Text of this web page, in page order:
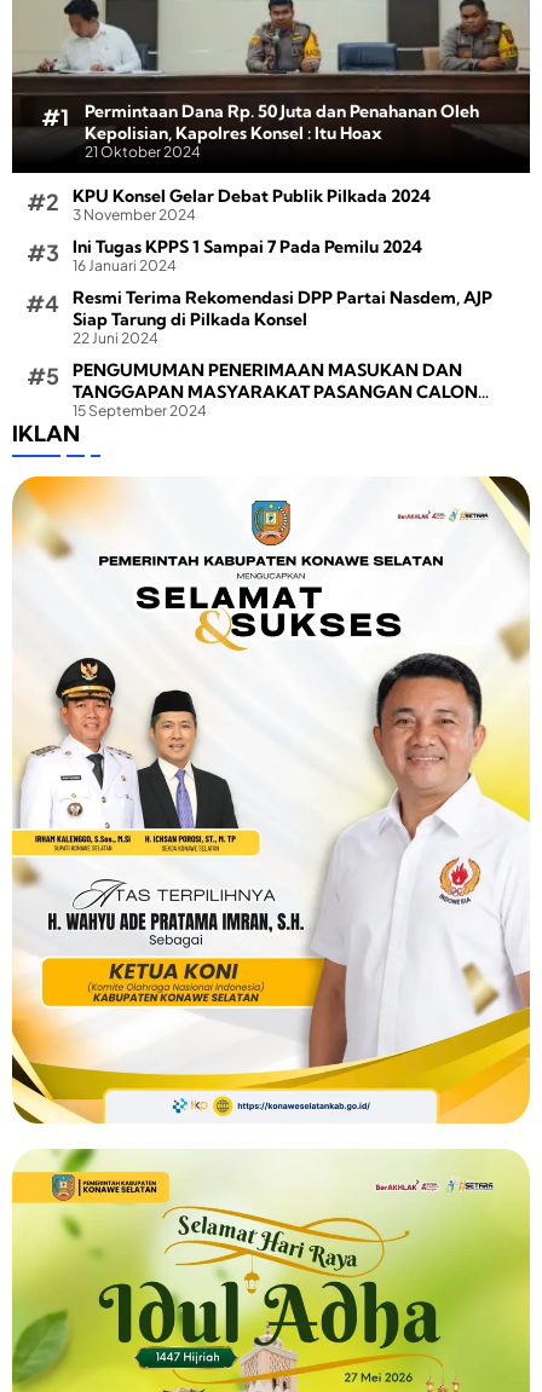
Permintaan Dana Rp. 50 Juta dan Penahanan Oleh
Kepolisian, Kapolres Konsel : Itu Hoax
21 Oktober 2024
KPU Konsel Gelar Debat Publik Pilkada 2024
3 November 2024
Ini Tugas KPPS 1 Sampai 7 Pada Pemilu 2024
16 Januari 2024
Resmi Terima Rekomendasi DPP Partai Nasdem, AJP
Siap Tarung di Pilkada Konsel
22 Juni 2024
PENGUMUMAN PENERIMAAN MASUKAN DAN
TANGGAPAN MASYARAKAT PASANGAN CALON
BUPATI DAN WAKIL BUPATI PADA PEMILIHAN BUPATI
DAN WAKIL BUPATI KONAWE SELATAN TAHUN 2024
15 September 2024
IKLAN